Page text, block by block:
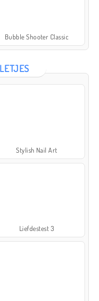
Bubble Shooter Classic
Stylish Nail Art
Liefdestest 3